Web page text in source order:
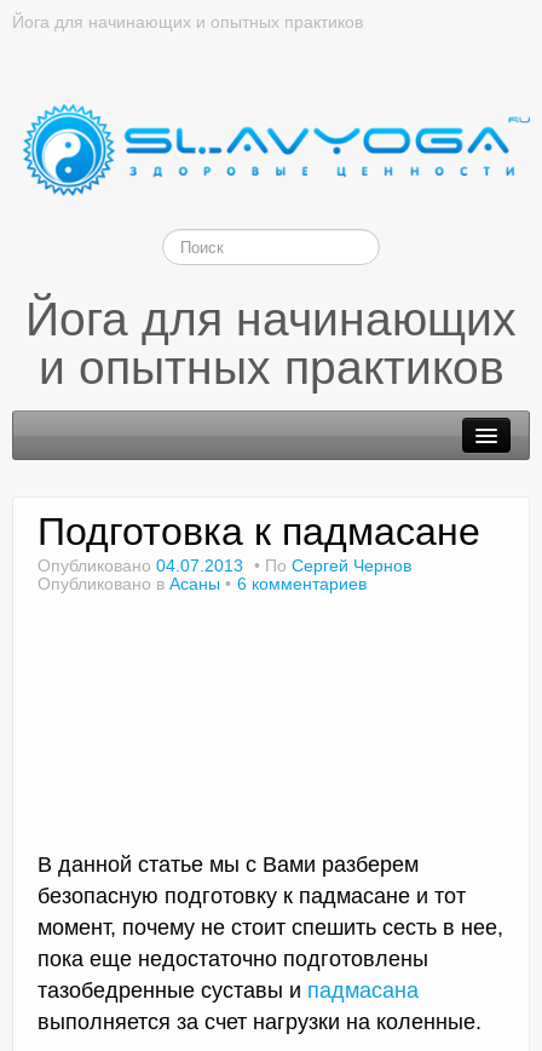
Йога для начинающих и опытных практиков
Йога для начинающих
и опытных практиков
Контакты
Подготовка к падмасане
Опубликовано 04.07.2013 По Сергей Чернов
Опубликовано в Асаны 6 комментариев
В данной статье мы с Вами разберем
безопасную подготовку к падмасане и тот
момент, почему не стоит спешить сесть в нее,
пока еще недостаточно подготовлены
тазобедренные суставы и падмасана
выполняется за счет нагрузки на коленные.